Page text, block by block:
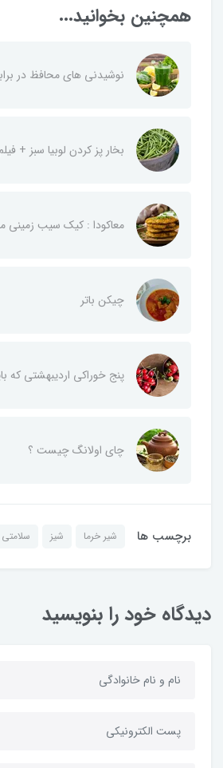
همچنین بخوانید...
نوشیدنی های محافظ در
بخار پز کردن لوبیا سبز +
معاکودا : کیک سیب زمینی
چیکن باتر
پنج خوراکی اردیبهشتی که
چای اولانگ چیست ؟
برچسب ها شیر خرما شیز سلامتی
دیدگاه خود را بنویسید